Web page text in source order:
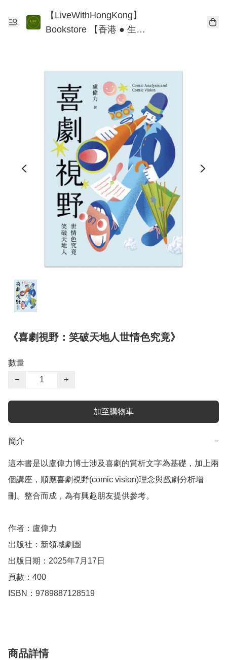
【LiveWithHongKong】
Bookstore 【香港 ● 生
《喜劇視野：笑破天地人世情色究竟》
數量
−
+
加至購物車
簡介 −
這本書是以盧偉力博士涉及喜劇的賞析文字為基礎，加上兩
個講座，順應喜劇視野(comic vision)理念與戲劇分析增
刪、整合而成，為有興趣朋友提供參考。
作者：盧偉力
出版社：新領域劇團
出版日期：2025年7月17日
頁數：400
ISBN：9789887128519
商品詳情